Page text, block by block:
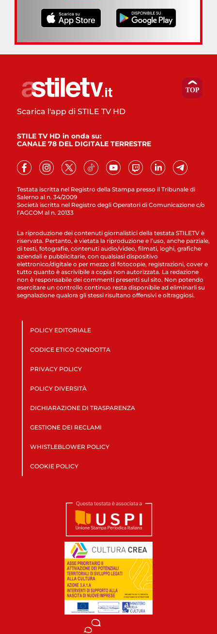
Testata iscritta nel Registro della Stampa presso il Tribunale di
Salerno al n. 34/2009
Società iscritta nel Registro degli Operatori di Comunicazione c/o
l’AGCOM al n. 20133
Scarica l'app di STILE TV HD
STILE TV HD in onda su:
CANALE 78 DEL DIGITALE TERRESTRE
La riproduzione dei contenuti giornalistici della testata STILETV è
riservata. Pertanto, è vietata la riproduzione e l’uso, anche parziale,
di testi, fotografie, contenuti audio/video, filmati, loghi, grafiche
aziendali e pubblicitarie, con qualsiasi dispositivo
elettronico/digitale o per mezzo di fotocopie, registrazioni, cover e
tutto quanto è ascrivibile a copia non autorizzata. La redazione
non è responsabile dei commenti presenti sul sito. Non potendo
esercitare un controllo continuo resta disponibile ad eliminarli su
segnalazione qualora gli stessi risultano offensivi e oltraggiosi.
POLICY EDITORIALE
CODICE ETICO CONDOTTA
PRIVACY POLICY
POLICY DIVERSITÀ
DICHIARAZIONE DI TRASPARENZA
GESTIONE DEI RECLAMI
WHISTLEBLOWER POLICY
COOKIE POLICY